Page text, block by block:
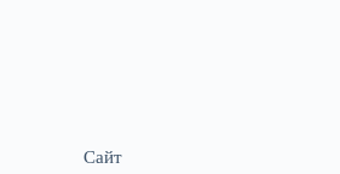
Сайт